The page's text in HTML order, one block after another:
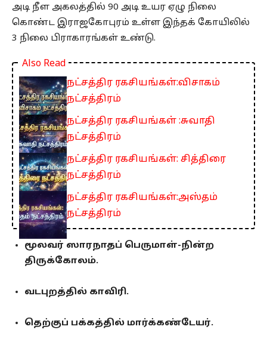
அடி நீள அகலத்தில் 90 அடி உயர ஏழு நிலை
கொண்ட இராஜகோபுரம் உள்ள இந்தக் கோயிலில்
3 நிலை பிராகாரங்கள் உண்டு.
Also Read
நட்சத்திர ரகசியங்கள்:விசாகம்
நட்சத்திரம்
நட்சத்திர ரகசியங்கள் :சுவாதி
நட்சத்திரம்
நட்சத்திர ரகசியங்கள்: சித்திரை
நட்சத்திரம்
நட்சத்திர ரகசியங்கள்:அஸ்தம்
நட்சத்திரம்
மூலவர் ஸாரநாதப் பெருமாள்-நின்ற
திருக்கோலம்.
வடபுறத்தில் காவிரி.
தெற்குப் பக்கத்தில் மார்க்கண்டேயர்.